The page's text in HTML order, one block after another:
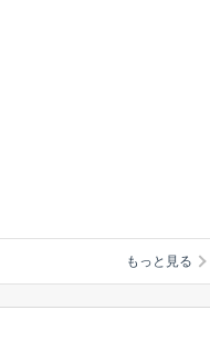
もっと見る